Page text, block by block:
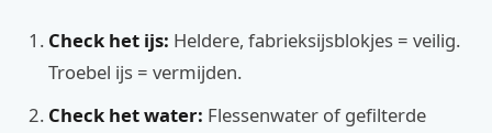
Check het ijs: Heldere, fabrieksijsblokjes = veilig.
Troebel ijs = vermijden.
Check het water: Flessenwater of gefilterde